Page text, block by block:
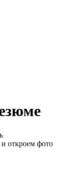
откроем фото